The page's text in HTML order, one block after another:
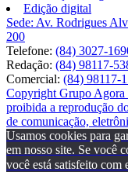
Edição digital
Sede: Av. Rodrigues
200
Telefone: (84) 3027-
Redação: (84) 98117-
Comercial: (84) 98117-
Copyright Grupo Agora
proibida a reprodução
de comunicação,
Usamos cookies para
em nosso site. Se você
você está satisfeito com